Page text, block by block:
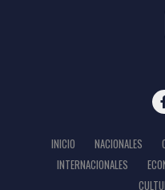
INICIO NACIONALES
INTERNACIONALES